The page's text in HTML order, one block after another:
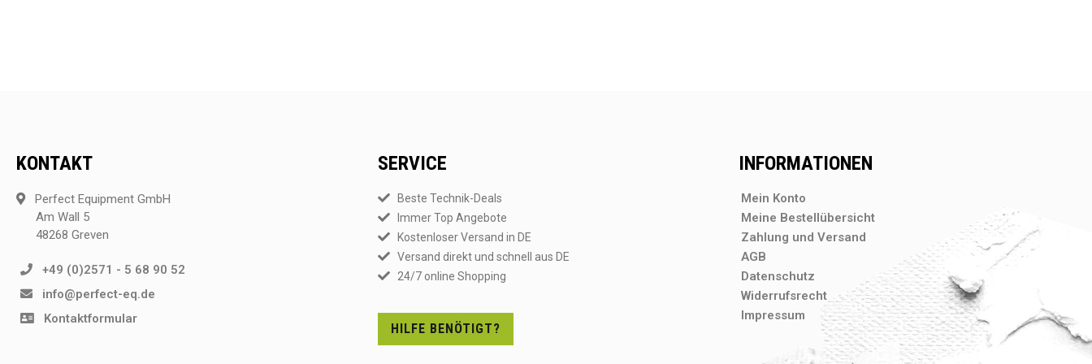
KONTAKT
Perfect Equipment GmbH
Am Wall 5
48268 Greven
+49 (0)2571 - 5 68 90 52
info@perfect-eq.de
Kontaktformular
SERVICE
Beste Technik-Deals
Immer Top Angebote
Kostenloser Versand in DE
Versand direkt und schnell aus DE
24/7 online Shopping
HILFE BENÖTIGT?
INFORMATIONEN
Mein Konto
Meine Bestellübersicht
Zahlung und Versand
AGB
Datenschutz
Widerrufsrecht
Impressum